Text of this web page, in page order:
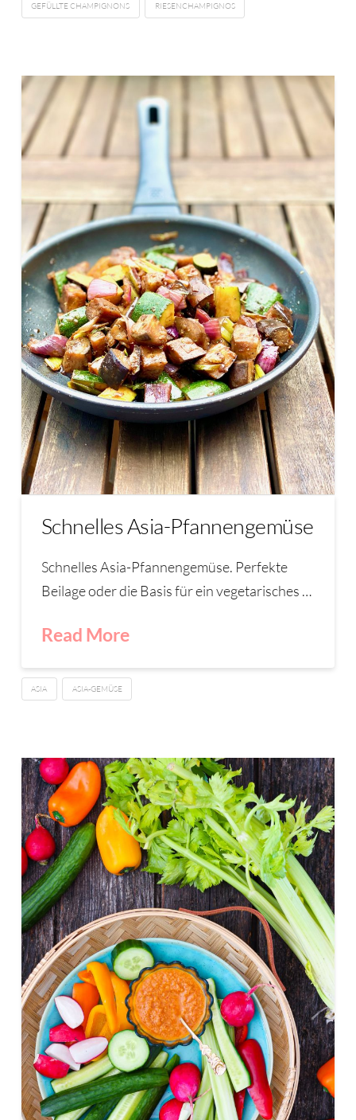
GEFÜLLTE CHAMPIGNONS RIESENCHAMPIGNOS
Schnelles Asia-Pfannengemüse
Schnelles Asia-Pfannengemüse. Perfekte
Beilage oder die Basis für ein vegetarisches …
Read More
ASIA ASIA-GEMÜSE